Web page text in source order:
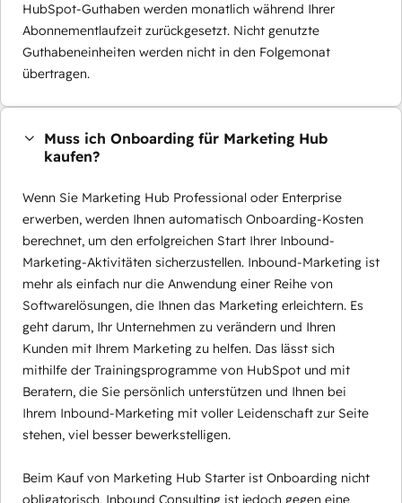
HubSpot-Guthaben werden monatlich während Ihrer
Abonnementlaufzeit zurückgesetzt. Nicht genutzte
Guthabeneinheiten werden nicht in den Folgemonat
übertragen.
Muss ich Onboarding für Marketing Hub
kaufen?
Wenn Sie Marketing Hub Professional oder Enterprise
erwerben, werden Ihnen automatisch Onboarding-Kosten
berechnet, um den erfolgreichen Start Ihrer Inbound-
Marketing-Aktivitäten sicherzustellen. Inbound-Marketing ist
mehr als einfach nur die Anwendung einer Reihe von
Softwarelösungen, die Ihnen das Marketing erleichtern. Es
geht darum, Ihr Unternehmen zu verändern und Ihren
Kunden mit Ihrem Marketing zu helfen. Das lässt sich
mithilfe der Trainingsprogramme von HubSpot und mit
Beratern, die Sie persönlich unterstützen und Ihnen bei
Ihrem Inbound-Marketing mit voller Leidenschaft zur Seite
stehen, viel besser bewerkstelligen.
Beim Kauf von Marketing Hub Starter ist Onboarding nicht
obligatorisch, Inbound Consulting ist jedoch gegen eine